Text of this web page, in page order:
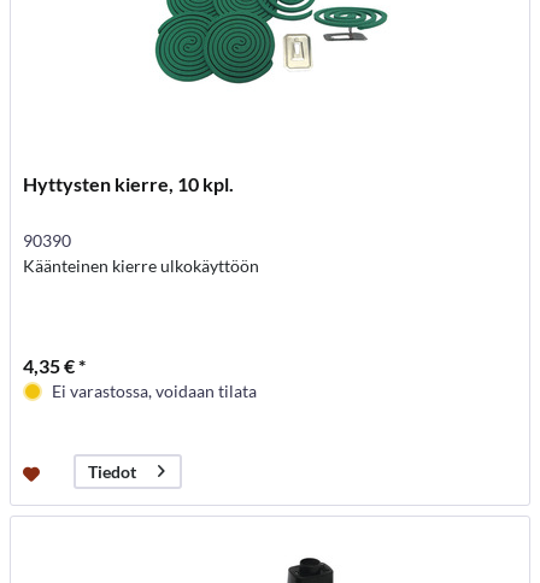
Hyttysten kierre, 10 kpl.
90390
Käänteinen kierre ulkokäyttöön
4,35 € *
Ei varastossa, voidaan tilata
Tiedot